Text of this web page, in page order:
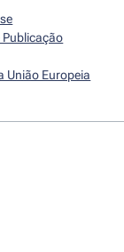
Publicação
União Europeia